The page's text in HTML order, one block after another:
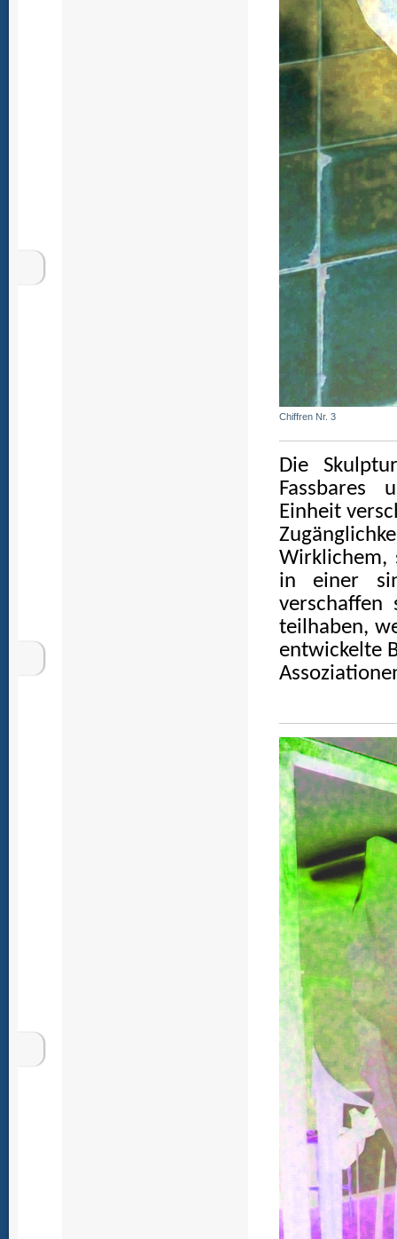
Chiffren Nr. 3
Die
Fassbares
Einheit
Wirklichem,
in einer
teilhaben,
entwickelte